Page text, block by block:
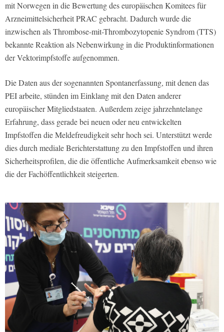
mit Norwegen in die Bewertung des europäischen Komitees für
Arzneimittelsicherheit PRAC gebracht. Dadurch wurde die
inzwischen als Thrombose-mit-Thrombozytopenie Syndrom (TTS)
bekannte Reaktion als Nebenwirkung in die Produktinformationen
der Vektorimpfstoffe aufgenommen.
Die Daten aus der sogenannten Spontanerfassung, mit denen das
PEI arbeite, stünden im Einklang mit den Daten anderer
europäischer Mitgliedstaaten. Außerdem zeige jahrzehntelange
Erfahrung, dass gerade bei neuen oder neu entwickelten
Impfstoffen die Meldefreudigkeit sehr hoch sei. Unterstützt werde
dies durch mediale Berichterstattung zu den Impfstoffen und ihren
Sicherheitsprofilen, die die öffentliche Aufmerksamkeit ebenso wie
die der Fachöffentlichkeit steigerten.